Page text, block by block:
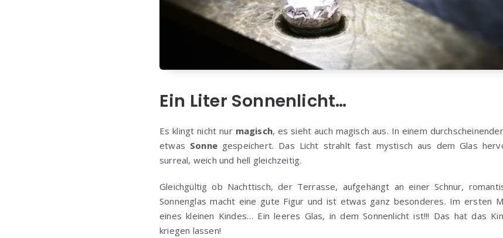
Ein Liter Sonnenlicht…
Es klingt nicht nur magisch, es sieht auch magisch aus. In einem
etwas Sonnegespeichert. Das Licht strahlt fast mystisch aus dem Glas
surreal, weich und hell gleichzeitig.
Gleichgültig ob Nachttisch, der Terrasse, aufgehängt an einer Schnur,
Sonnenglas macht eine gute Figur und ist etwas ganz besonderes. Im ersten
eines kleinen Kindes… Ein leeres Glas, in dem Sonnenlicht ist!!! Das hat das
kriegen lassen!